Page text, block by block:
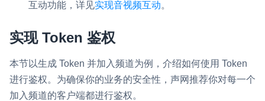
拓展 SDK 能力，打造更具个性化的音视频互动效果
使用录制、推流、拉流等服务丰富互动体验
云端录制
本地服务端录制
旁路推流
输入在线媒体流
云端转码 RTMP 网关
互动功能，详见实现音视频互动。
实现 Token 鉴权
本节以生成 Token 并加入频道为例，介绍如何使用 Token
进行鉴权。为确保你的业务的安全性，声网推荐你对每一个
加入频道的客户端都进行鉴权。